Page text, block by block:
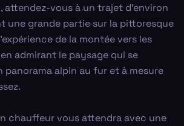
attendez-vous à un trajet d'environ
une grande partie sur la pittoresque
de la montée vers les
admirant le paysage qui se
panorama alpin au fur et à mesure
chauffeur vous attendra avec une